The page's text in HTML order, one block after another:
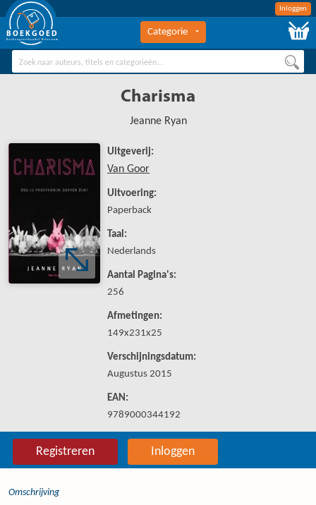
Inloggen
BOEKGOED
Boekengroothandel Hilversum
Categorie
Charisma
Jeanne Ryan
Uitgeverij:
Van Goor
Uitvoering:
Paperback
Taal:
Nederlands
Aantal Pagina's:
256
Afmetingen:
149x231x25
Verschijningsdatum:
Augustus 2015
EAN:
9789000344192
Registreren Inloggen
Omschrijving